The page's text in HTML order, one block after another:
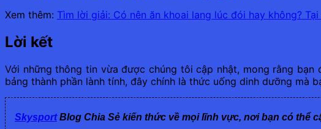
Xem thêm: Tìm lời giải: Có nên ăn khoai lang lúc đói hay không? Tại
Lời kết
Với những thông tin vừa được chúng tôi cập nhật, mong rằng
bảng thành phần lành tính, đây chính là thức uống dinh dưỡng mà
SkysportBlog Chia Sẻ kiến thức về mọi lĩnh vực, nơi bạn có thể